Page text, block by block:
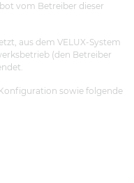
vom Betreiber dieser
aus dem VELUX-System
(den Betreiber
sowie folgende